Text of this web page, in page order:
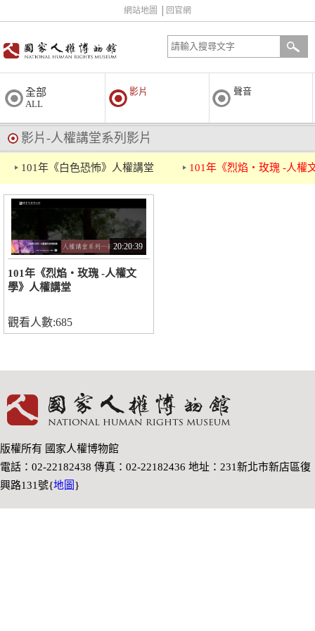
網站地圖 回官網
全部
ALL
影片 聲音
影片-人權講堂系列影片
101年《白色恐怖》人權講堂 101年《烈焰‧玫瑰 -人權
20:20:39
101年《烈焰‧玫瑰 -人權文
學》人權講堂
觀看人數:685
版權所有 國家人權博物館
電話：02-22182438 傳真：02-22182436 地址：231新北市新店區復
興路131號{地圖 }